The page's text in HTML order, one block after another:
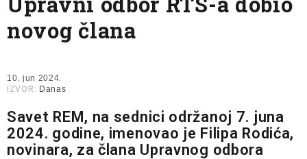
Propaganda Lokalni mediji
Informer Slavko Ćuruvija
novog člana
10. jun 2024.
IZVOR: Danas
Savet REM, na sednici održanoj 7. juna
2024. godine, imenovao je Filipa Rodića,
novinara, za člana Upravnog odbora